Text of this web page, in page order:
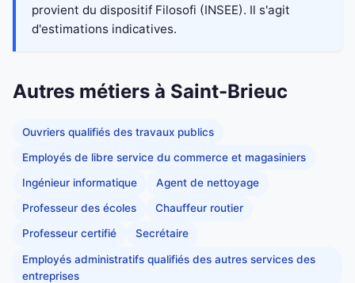
provient du dispositif Filosofi (INSEE). Il s'agit
d'estimations indicatives.
Autres métiers à Saint-Brieuc
Ouvriers qualifiés des travaux publics
Employés de libre service du commerce et magasiniers
Ingénieur informatique Agent de nettoyage
Professeur des écoles Chauffeur routier
Professeur certifié Secrétaire
Employés administratifs qualifiés des autres services des
entreprises